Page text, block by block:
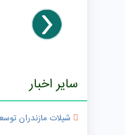
سایر اخبار
شیلات مازندران